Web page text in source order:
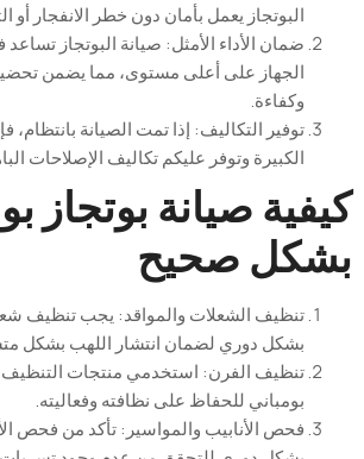
البوتجازيعمل بأماندون خطر الانفجارأو
ضمانالأداء الأمثل:صيانةالبوتجازتساعدفي
الجهازعلى أعلىمستوى،ممايضمنتحضير
وكفاءة.
توفيرالتكاليف:إذاتمت الصيانةبانتظام،فإنها
الكبيرةوتوفرعليكمتكاليف الإصلاحاتالباهظة.
صيانة بوتجاز
صحيح
تنظيفالشعلاتوالمواقد:يجب تنظيفشعلات
بشكلدوري لضمانانتشاراللهببشكل
تنظيفالفرن:استخدميمنتجاتالتنظيف
بومبانيللحفاظعلى نظافتهوفعاليته.
فحصالأنابيبوالمواسير:تأكد منفحص